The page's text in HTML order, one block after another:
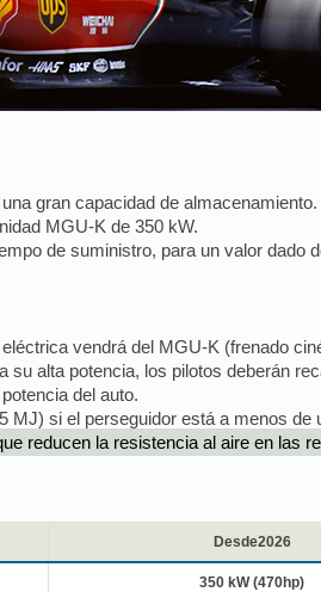
gran capacidad de almacenamiento.
MGU-K de 350 kW.
de suministro, para un valor dado
vendrá del MGU-K (frenado
alta potencia, los pilotos deberán
del auto.
MJ) si el perseguidor está a menos de
reducen la resistencia al aire en las
Desde2026
350 kW (470hp)